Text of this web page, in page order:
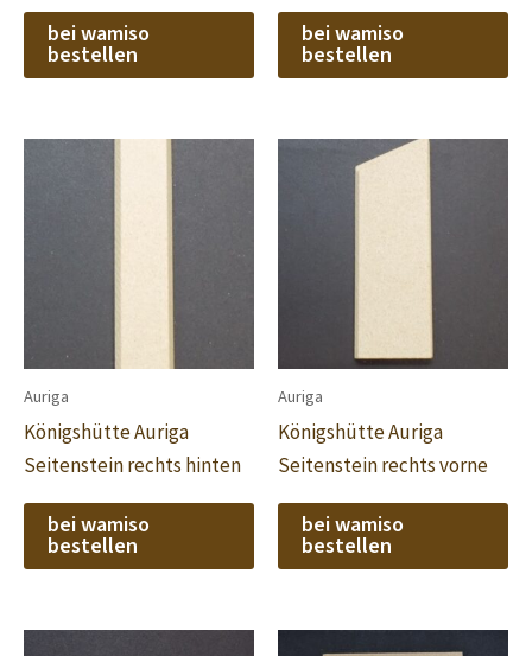
bei wamiso
bestellen
bei wamiso
bestellen
Auriga
Königshütte Auriga
Seitenstein rechts hinten
bei wamiso
bestellen
Auriga
Königshütte Auriga
Seitenstein rechts vorne
bei wamiso
bestellen